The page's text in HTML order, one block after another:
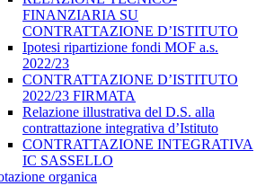
FINANZIARIA SU
CONTRATTAZIONE D’ISTITUTO
Ipotesi ripartizione fondi MOF a.s.
2022/23
CONTRATTAZIONE D’ISTITUTO
2022/23 FIRMATA
Relazione illustrativa del D.S. alla
contrattazione integrativa d’Istituto
CONTRATTAZIONE INTEGRATIVA
IC SASSELLO
organica